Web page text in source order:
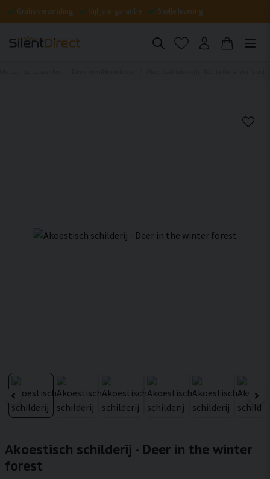
Gratis verzending Vijf jaar garantie Snelle levering
Akoestisch schilderij - Deer in the winter
forest